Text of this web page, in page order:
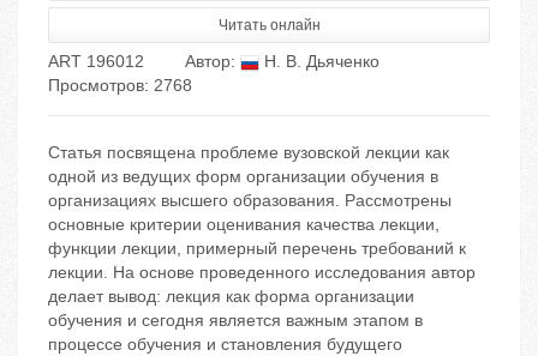
Читать онлайн
ART 196012 Автор:
Н. В. Дьяченко
Просмотров: 2768
Статья посвящена проблеме вузовской лекции как
одной из ведущих форм организации обучения в
организациях высшего образования. Рассмотрены
основные критерии оценивания качества лекции,
функции лекции, примерный перечень требований к
лекции. На основе проведенного исследования автор
делает вывод: лекция как форма организации
обучения и сегодня является важным этапом в
процессе обучения и становления будущего